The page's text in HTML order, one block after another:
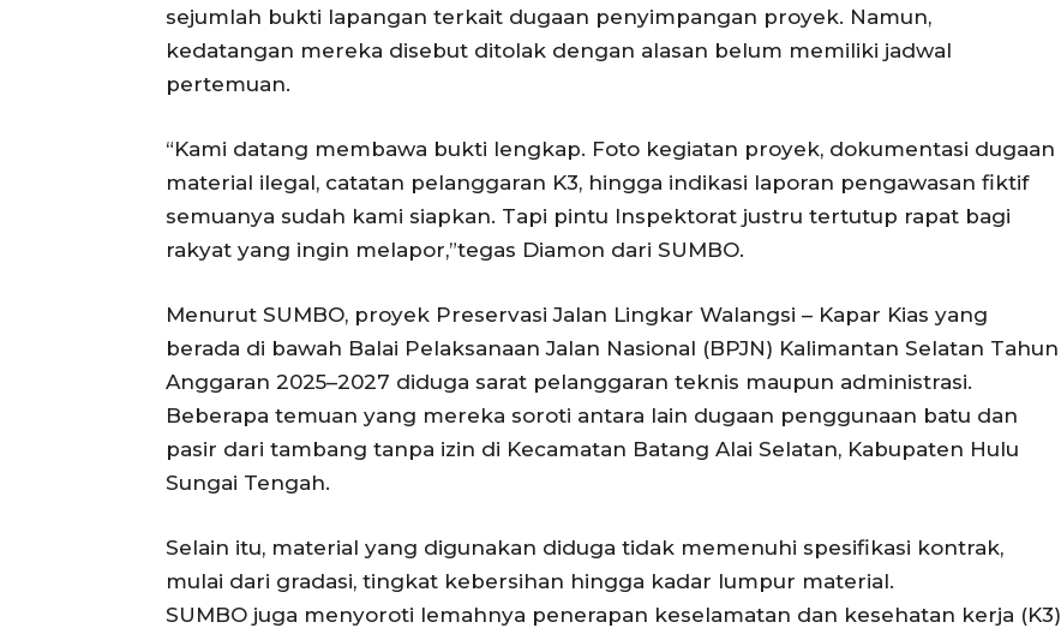
sejumlah bukti lapangan terkait dugaan penyimpangan proyek. Namun,
kedatangan mereka disebut ditolak dengan alasan belum memiliki jadwal
pertemuan.
“Kami datang membawa bukti lengkap. Foto kegiatan proyek, dokumentasi dugaan
material ilegal, catatan pelanggaran K3, hingga indikasi laporan pengawasan fiktif
semuanya sudah kami siapkan. Tapi pintu Inspektorat justru tertutup rapat bagi
rakyat yang ingin melapor,”tegas Diamon dari SUMBO.
Menurut SUMBO, proyek Preservasi Jalan Lingkar Walangsi – Kapar Kias yang
berada di bawah Balai Pelaksanaan Jalan Nasional (BPJN) Kalimantan Selatan Tahun
Anggaran 2025–2027 diduga sarat pelanggaran teknis maupun administrasi.
Beberapa temuan yang mereka soroti antara lain dugaan penggunaan batu dan
pasir dari tambang tanpa izin di Kecamatan Batang Alai Selatan, Kabupaten Hulu
Sungai Tengah.
Selain itu, material yang digunakan diduga tidak memenuhi spesifikasi kontrak,
mulai dari gradasi, tingkat kebersihan hingga kadar lumpur material.
SUMBO juga menyoroti lemahnya penerapan keselamatan dan kesehatan kerja (K3)